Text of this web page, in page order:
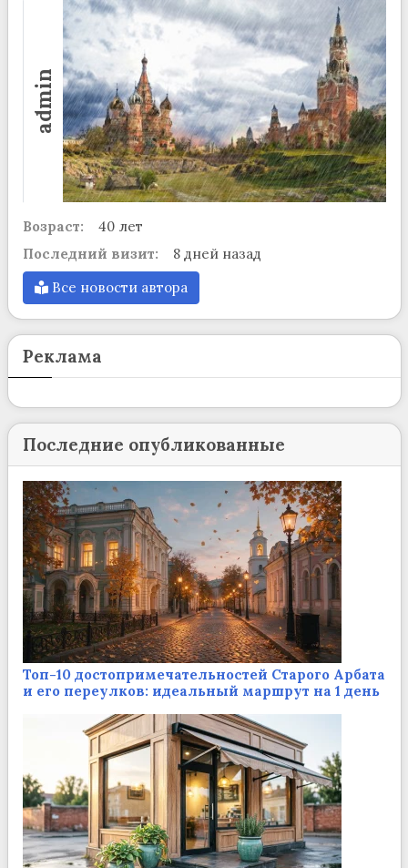
admin
Возраст:
40 лет
Последний визит:
8 дней назад
Все новости автора
Реклама
Последние опубликованные
Топ-10 достопримечательностей Старого Арбата
и его переулков: идеальный маршрут на 1 день